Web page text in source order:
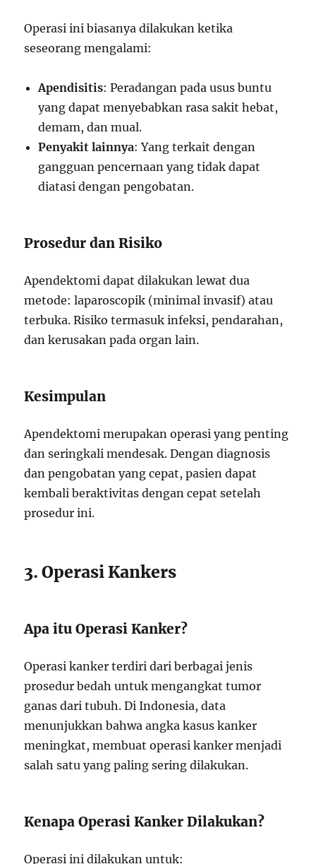
Operasi ini biasanya dilakukan ketika
seseorang mengalami:
Apendisitis: Peradangan pada usus buntu
yang dapat menyebabkan rasa sakit hebat,
demam, dan mual.
Penyakit lainnya: Yang terkait dengan
gangguan pencernaan yang tidak dapat
diatasi dengan pengobatan.
Prosedur dan Risiko
Apendektomi dapat dilakukan lewat dua
metode: laparoscopik (minimal invasif) atau
terbuka. Risiko termasuk infeksi, pendarahan,
dan kerusakan pada organ lain.
Kesimpulan
Apendektomi merupakan operasi yang penting
dan seringkali mendesak. Dengan diagnosis
dan pengobatan yang cepat, pasien dapat
kembali beraktivitas dengan cepat setelah
prosedur ini.
3. Operasi Kankers
Apa itu Operasi Kanker?
Operasi kanker terdiri dari berbagai jenis
prosedur bedah untuk mengangkat tumor
ganas dari tubuh. Di Indonesia, data
menunjukkan bahwa angka kasus kanker
meningkat, membuat operasi kanker menjadi
salah satu yang paling sering dilakukan.
Kenapa Operasi Kanker Dilakukan?
Operasi ini dilakukan untuk: